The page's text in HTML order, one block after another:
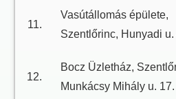
11.
Vasútállomás épülete,
Szentlőrinc, Hunyadi u.
12.
Bocz Üzletház,
Munkácsy Mihály u. 17.